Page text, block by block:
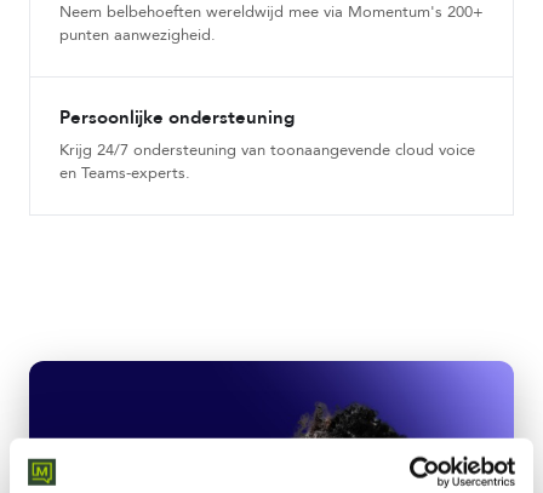
Neem belbehoeften wereldwijd mee via Momentum's 200+
punten aanwezigheid.
Persoonlijke ondersteuning
Krijg 24/7 ondersteuning van toonaangevende cloud voice
en Teams-experts.